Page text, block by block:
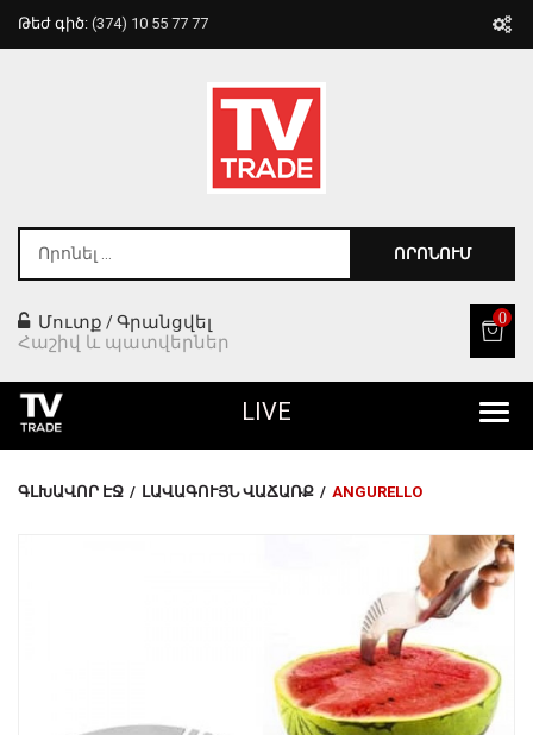
Թեժ գիծ: (374) 10 55 77 77
ՈՐՈՆՈՒՄ
Մուտք /Գրանցվել
Հաշիվ և պատվերներ
0
Գեղեցկություն ԵՒ Խնամք
LIVE
ԳԼԽԱՎՈՐ ԷՋ / ԼԱՎԱԳՈՒՅՆ ՎԱՃԱՌՔ / ANGURELLO